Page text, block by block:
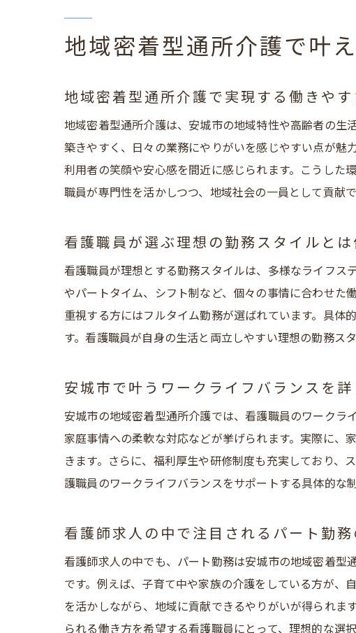
安城
地域密着型通所介護で叶
地域密着型通所介護で実現する働きやす
地域密着型通所介護は、安城市の地域特性や高齢者の生
築きやすく、日々の業務にやりがいを感じやすい点が魅
利用者の笑顔や安心感を間近に感じられます。こうした
職員が専門性を活かしつつ、地域社会の一員として貢献
看護職員が選ぶ理想の勤務スタイルとは
看護職員が理想とする勤務スタイルは、多様なライフス
やパートタイム、シフト制など、個々の事情に合わせた
重視する方にはフルタイム勤務が選ばれています。具体
す。看護職員が自身の生活と両立しやすい理想の勤務ス
安城市で叶うワークライフバランスを詳
安城市の地域密着型通所介護では、看護職員のワークラ
家庭事情への柔軟な対応などが挙げられます。実際に、
きます。さらに、福利厚生や研修制度も充実しており、
護職員のワークライフバランスをサポートする具体的な
看護師求人の中で注目されるパート勤務
看護師求人の中でも、パート勤務は安城市の地域密着型
です。例えば、子育て中や家族の介護をしている方が、
を活かしながら、地域に貢献できるやりがいが得られま
られる働き方を希望する看護職員にとって、理想的な選択